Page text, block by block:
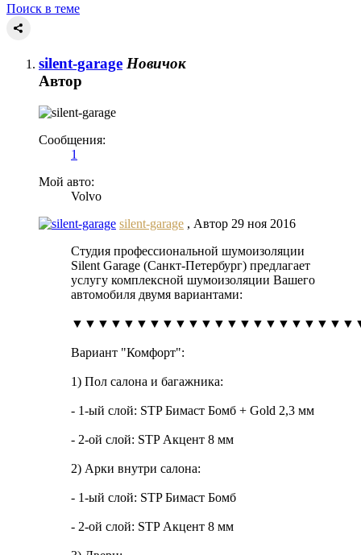
Поиск в теме
silent-garage Новичок
Автор
Сообщения:
1
Мой авто:
Volvo
silent-garage , Автор 29 ноя 2016
Студия профессиональной шумоизоляции
Silent Garage (Санкт-Петербург) предлагает
услугу комплексной шумоизоляции Вашего
автомобиля двумя вариантами:
Вариант "Комфорт":
1) Пол салона и багажника:
- 1-ый слой: STP Бимаст Бомб + Gold 2,3 мм
- 2-ой слой: STP Акцент 8 мм
2) Арки внутри салона:
- 1-ый слой: STP Бимаст Бомб
- 2-ой слой: STP Акцент 8 мм